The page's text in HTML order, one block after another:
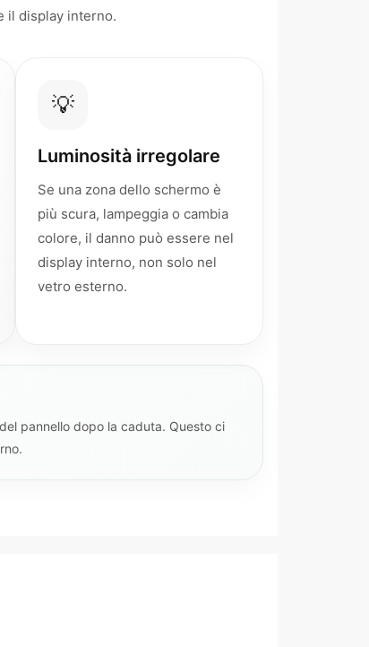
il display interno.
💡
Luminosità irregolare
Se una zona dello schermo è
più scura, lampeggia o cambia
colore, il danno può essere nel
display interno, non solo nel
vetro esterno.
pannello dopo la caduta. Questo ci